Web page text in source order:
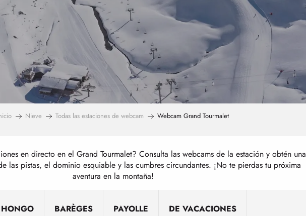
Nieve Todas las estaciones de webcam Webcam Grand Tourmalet
en directo en el Grand Tourmalet? Consulta las webcams de la estación y obtén una
las pistas, el dominio esquiable y las cumbres circundantes. ¡No te pierdas tu próxima
aventura en la montaña!
BARÈGES PAYOLLE DE VACACIONES